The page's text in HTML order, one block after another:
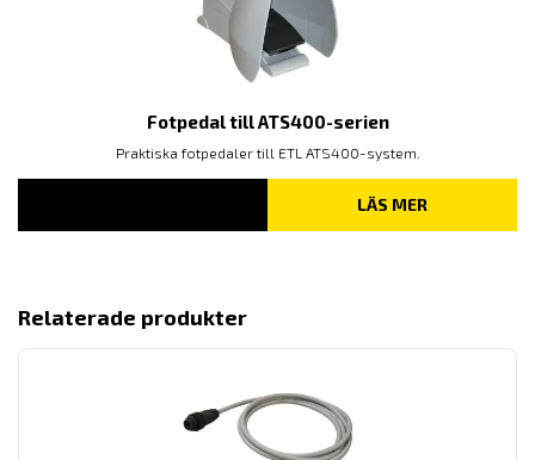
Fotpedal till ATS400-serien
Praktiska fotpedaler till ETL ATS400-system.
LÄS MER
Relaterade produkter